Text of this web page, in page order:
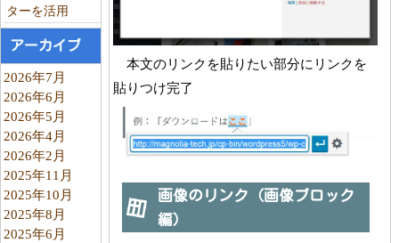
ターを活用
アーカイブ
2026年7月
2026年6月
2026年5月
2026年4月
2026年2月
2025年11月
2025年10月
2025年8月
2025年6月
本文のリンクを貼りたい部分にリンクを
貼りつけ完了
画像のリンク（画像ブロック
編）